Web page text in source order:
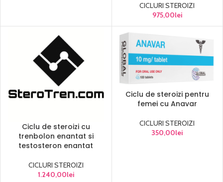
CICLURI STEROIZI
975,00lei
Ciclu de steroizi cu
trenbolon enantat si
testosteron enantat
CICLURI STEROIZI
1.240,00lei
Ciclu de steroizi pentru
femei cu Anavar
CICLURI STEROIZI
350,00lei